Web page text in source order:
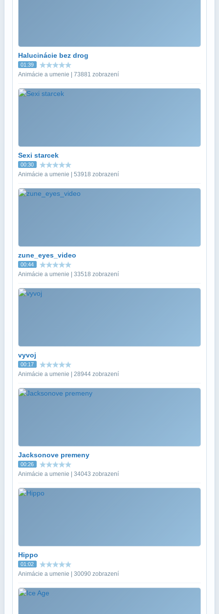
Halucinácie bez drog
01:39
Animácie a umenie | 73881 zobrazení
Sexi starcek
00:30
Animácie a umenie | 53918 zobrazení
zune_eyes_video
00:44
Animácie a umenie | 33518 zobrazení
vyvoj
00:17
Animácie a umenie | 28944 zobrazení
Jacksonove premeny
00:26
Animácie a umenie | 34043 zobrazení
Hippo
01:02
Animácie a umenie | 30090 zobrazení